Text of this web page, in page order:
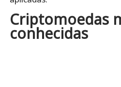
Criptomoedas
conhecidas